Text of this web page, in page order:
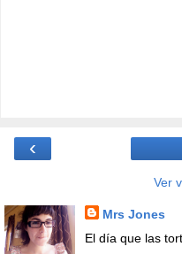
‹
Ver
Mrs Jones
El día que las